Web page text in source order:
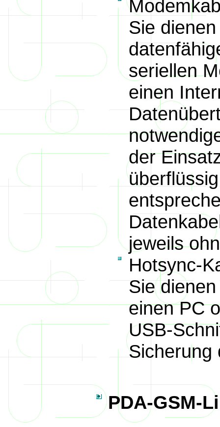
Sie
seriellen
einen
der
jeweils
Hotsync-
Sie
einen PC
USB-
Sicherung
PDA-GSM-